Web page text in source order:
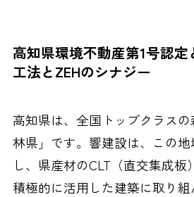
高知県環境不動産第1号認定
工法とZEHのシナジー
高知県は、全国トップクラス
林県」です。響建設は、この
し、県産材のCLT（直交集成板
積極的に活用した建築に取り